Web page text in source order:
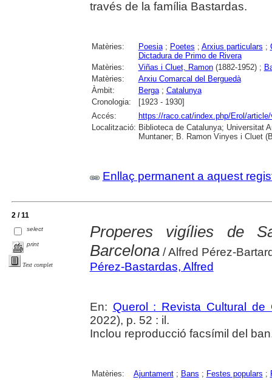
través de la família Bastardas.
Matèries: Poesia; Poetes ; Arxius particulars ;
Dictadura de Primo de Rivera
Matèries:
Viñas i Cluet, Ramon(1882-1952) ;
Matèries:
Arxiu Comarcal del Berguedà
Àmbit:
Berga; Catalunya
Cronologia:
[1923 - 1930]
Accés:
https://raco.cat/index.php/Erol/
Localització: Biblioteca de Catalunya; Universitat
Muntaner; B. Ramon Vinyes i Cluet
Enllaç permanent a aquest
2 / 11
select
print
Text complet
Properes vigílies de
Barcelona/ Alfred Pérez-
Pérez-Bastardas, Alfred
En: Querol : Revista Cultural de
2022), p. 52 : il.
Inclou reproducció facsímil del
Matèries: Ajuntament; Bans ; Festes populars ;